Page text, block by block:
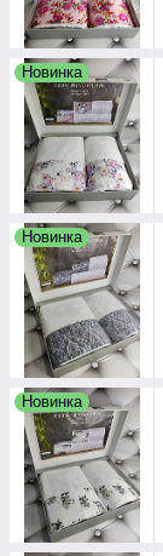
Новинка
Новинка
Новинка